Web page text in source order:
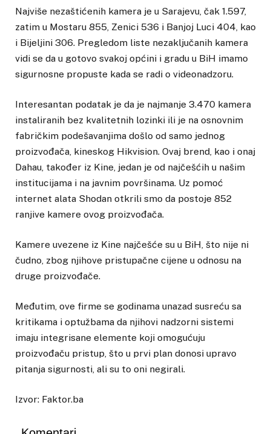
Najviše nezaštićenih kamera je u Sarajevu, čak 1.597,
zatim u Mostaru 855, Zenici 536 i Banjoj Luci 404, kao
i Bijeljini 306. Pregledom liste nezaključanih kamera
vidi se da u gotovo svakoj općini i gradu u BiH imamo
sigurnosne propuste kada se radi o videonadzoru.
Interesantan podatak je da je najmanje 3.470 kamera
instaliranih bez kvalitetnih lozinki ili je na osnovnim
fabričkim podešavanjima došlo od samo jednog
proizvođača, kineskog Hikvision. Ovaj brend, kao i onaj
Dahau, također iz Kine, jedan je od najčešćih u našim
institucijama i na javnim površinama. Uz pomoć
internet alata Shodan otkrili smo da postoje 852
ranjive kamere ovog proizvođača.
Kamere uvezene iz Kine najčešće su u BiH, što nije ni
čudno, zbog njihove pristupačne cijene u odnosu na
druge proizvođače.
Međutim, ove firme se godinama unazad susreću sa
kritikama i optužbama da njihovi nadzorni sistemi
imaju integrisane elemente koji omogućuju
proizvođaču pristup, što u prvi plan donosi upravo
pitanja sigurnosti, ali su to oni negirali.
Izvor: Faktor.ba